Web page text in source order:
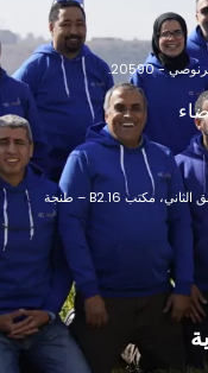
- 20590.